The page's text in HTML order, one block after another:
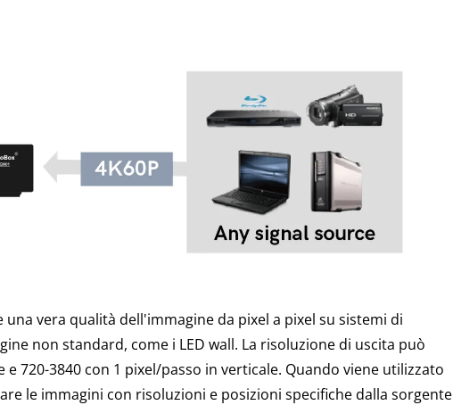
vera qualità dell'immagine da pixel a pixel su sistemi di
non standard, come i LED wall. La risoluzione di uscita può
720-3840 con 1 pixel/passo in verticale. Quando viene utilizzato
le immagini con risoluzioni e posizioni specifiche dalla sorgente